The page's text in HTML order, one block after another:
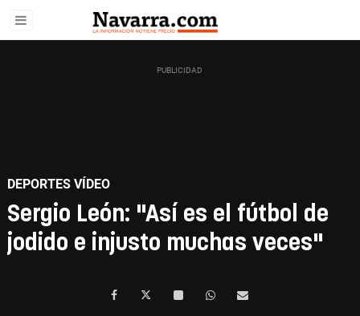
DEPORTES VÍDEO
Sergio León: "Así es el fútbol de
jodido e injusto muchas veces"